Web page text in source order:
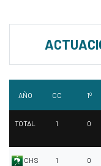
AÑO CC 1º
TOTAL 1 0
CHS 1 0